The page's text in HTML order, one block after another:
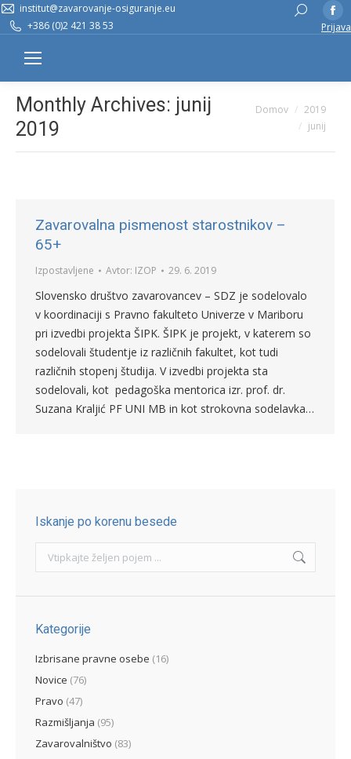
institut@zavarovanje-osiguranje.eu
+386 (0)2 421 38 53
Search:
Prijava
Monthly Archives: junij
2019
You are here:
Domov
2019
junij
Zavarovalna pismenost starostnikov –
65+
Izpostavljene Avtor: IZOP 29. 6. 2019
Slovensko društvo zavarovancev – SDZ je sodelovalo
v koordinaciji s Pravno fakulteto Univerze v Mariboru
pri izvedbi projekta ŠIPK. ŠIPK je projekt, v katerem so
sodelovali študentje iz različnih fakultet, kot tudi
različnih stopenj študija. V izvedbi projekta sta
sodelovali, kot pedagoška mentorica izr. prof. dr.
Suzana Kraljić PF UNI MB in kot strokovna sodelavka…
Iskanje po korenu besede
Search:
Kategorije
Izbrisane pravne osebe (16)
Novice (76)
Pravo (47)
Razmišljanja (95)
Zavarovalništvo (83)